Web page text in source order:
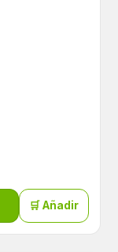
🛒 Añadir